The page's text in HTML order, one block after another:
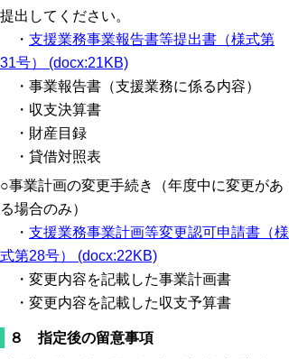
提出してください。
・ 支援業務事業報告書等提出書（様式第
31号） (docx:21KB)
・事業報告書（支援業務に係る内容）
・収支決算書
・財産目録
・貸借対照表
○事業計画の変更手続き（年度中に変更があ
る場合のみ）
・ 支援業務事業計画等変更認可申請書（様
式第28号） (docx:22KB)
・変更内容を記載した事業計画書
・変更内容を記載した収支予算書
８ 指定後の留意事項